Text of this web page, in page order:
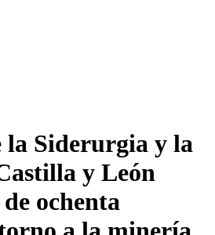
la Siderurgia y la
y León
ochenta